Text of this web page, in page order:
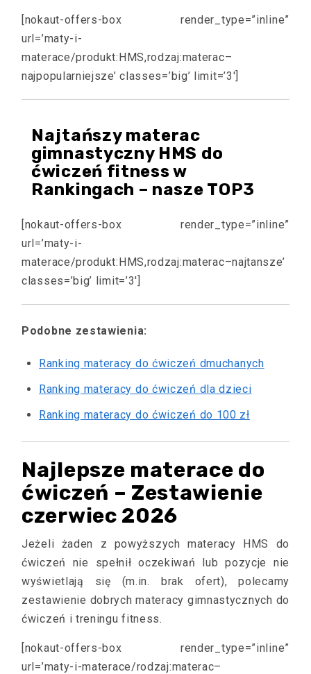
[nokaut-offers-box render_type=”inline”
url=’maty-i-
materace/produkt:HMS,rodzaj:materac–
najpopularniejsze’ classes=’big’ limit=’3′]
Najtańszy materac
gimnastyczny HMS do
ćwiczeń fitness w
Rankingach – nasze TOP3
[nokaut-offers-box render_type=”inline”
url=’maty-i-
materace/produkt:HMS,rodzaj:materac–najtansze’
classes=’big’ limit=’3′]
Podobne zestawienia:
Ranking materacy do ćwiczeń dmuchanych
Ranking materacy do ćwiczeń dla dzieci
Ranking materacy do ćwiczeń do 100 zł
Najlepsze materace do
ćwiczeń – Zestawienie
czerwiec 2026
Jeżeli żaden z powyższych materacy HMS do
ćwiczeń nie spełnił oczekiwań lub pozycje nie
wyświetlają się (m.in. brak ofert), polecamy
zestawienie dobrych materacy gimnastycznych do
ćwiczeń i treningu fitness.
[nokaut-offers-box render_type=”inline”
url=’maty-i-materace/rodzaj:materac–